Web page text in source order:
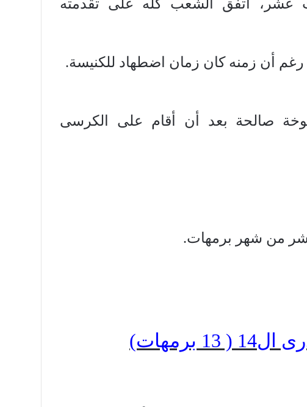
عشر، اتفق الشعب كله على تقدمته
أن زمنه كان زمان اضطهاد للكنيسة.
صالحة بعد أن أقام على الكرسى
عشر من شهر برمهات.
برمهات)